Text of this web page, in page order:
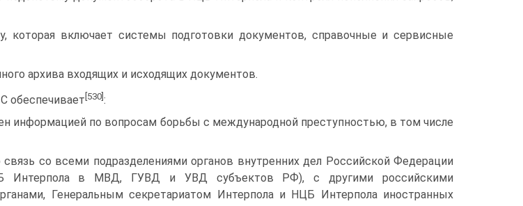
которая включает системы подготовки документов, справочные и сервисные
архива входящих и исходящих документов.
обеспечивает [530] :
информацией по вопросам борьбы с международной преступностью, в том числе
со всеми подразделениями органов внутренних дел Российской Федерации
Интерпола в МВД, ГУВД и УВД субъектов РФ), с другими российскими
Генеральным секретариатом Интерпола и НЦБ Интерпола иностранных